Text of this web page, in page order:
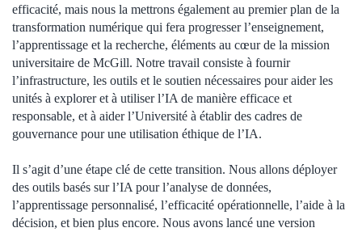
efficacité, mais nous la mettrons également au premier plan de la
transformation numérique qui fera progresser l’enseignement,
l’apprentissage et la recherche, éléments au cœur de la mission
universitaire de McGill. Notre travail consiste à fournir
l’infrastructure, les outils et le soutien nécessaires pour aider les
unités à explorer et à utiliser l’IA de manière efficace et
responsable, et à aider l’Université à établir des cadres de
gouvernance pour une utilisation éthique de l’IA.
Il s’agit d’une étape clé de cette transition. Nous allons déployer
des outils basés sur l’IA pour l’analyse de données,
l’apprentissage personnalisé, l’efficacité opérationnelle, l’aide à la
décision, et bien plus encore. Nous avons lancé une version